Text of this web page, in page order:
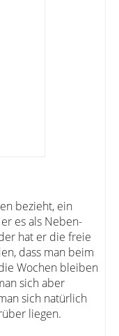
bezieht, ein
es als Neben-
hat er die freie
dass man beim
Wochen bleiben
sich aber
sich natürlich
liegen.